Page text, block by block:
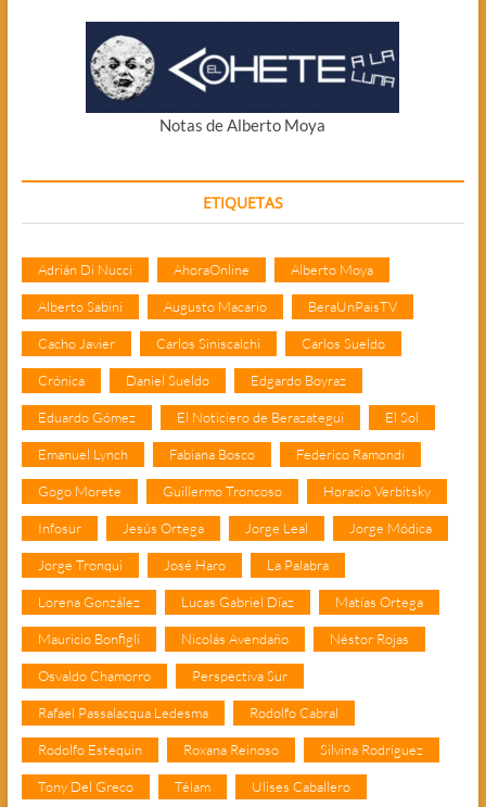
Notas de Alberto Moya
ETIQUETAS
Adrián Di Nucci AhoraOnline Alberto Moya
Alberto Sabini Augusto Macario BeraUnPaisTV
Cacho Javier Carlos Siniscalchi Carlos Sueldo
Crónica Daniel Sueldo Edgardo Boyraz
Eduardo Gómez El Noticiero de Berazategui El Sol
Emanuel Lynch Fabiana Bosco Federico Ramondi
Gogo Morete Guillermo Troncoso Horacio Verbitsky
Infosur Jesús Ortega Jorge Leal Jorge Módica
Jorge Tronqui José Haro La Palabra
Lorena González Lucas Gabriel Díaz Matías Ortega
Mauricio Bonfigli Nicolás Avendaño Néstor Rojas
Osvaldo Chamorro Perspectiva Sur
Rafael Passalacqua Ledesma Rodolfo Cabral
Rodolfo Estequin Roxana Reinoso Silvina Rodríguez
Tony Del Greco Télam Ulises Caballero